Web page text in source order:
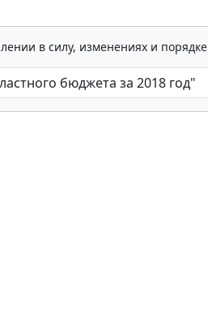
в силу, изменениях и порядке